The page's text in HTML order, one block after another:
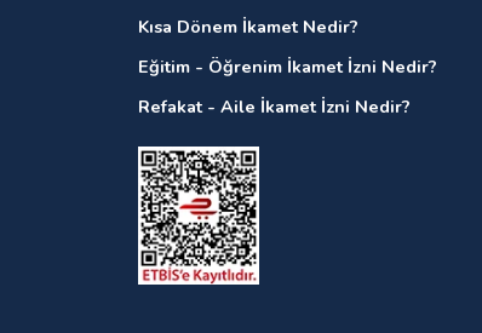
Kısa Dönem İkamet Nedir?
Eğitim - Öğrenim İkamet İzni Nedir?
Refakat - Aile İkamet İzni Nedir?